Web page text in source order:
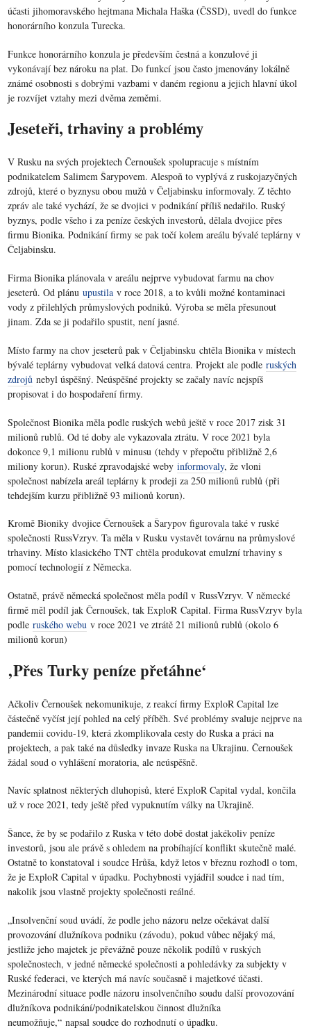
účasti jihomoravského hejtmana Michala Haška (ČSSD), uvedl do funkce
honorárního konzula Turecka.
Funkce honorárního konzula je především čestná a konzulové ji
vykonávají bez nároku na plat. Do funkcí jsou často jmenovány lokálně
známé osobnosti s dobrými vazbami v daném regionu a jejich hlavní úkol
je rozvíjet vztahy mezi dvěma zeměmi.
Jeseteři, trhaviny a problémy
V Rusku na svých projektech Černoušek spolupracuje s místním
podnikatelem Salimem Šarypovem. Alespoň to vyplývá z ruskojazyčných
zdrojů, které o byznysu obou mužů v Čeljabinsku informovaly. Z těchto
zpráv ale také vychází, že se dvojici v podnikání příliš nedařilo. Ruský
byznys, podle všeho i za peníze českých investorů, dělala dvojice přes
firmu Bionika. Podnikání firmy se pak točí kolem areálu bývalé teplárny v
Čeljabinsku.
Firma Bionika plánovala v areálu nejprve vybudovat farmu na chov
jeseterů. Od plánuupustila v roce 2018, a to kvůli možné kontaminaci
vody z přilehlých průmyslových podniků. Výroba se měla přesunout
jinam. Zda se ji podařilo spustit, není jasné.
Místo farmy na chov jeseterů pak v Čeljabinsku chtěla Bionika v místech
bývalé teplárny vybudovat velká datová centra. Projekt ale podleruských
zdrojů nebyl úspěšný. Neúspěšné projekty se začaly navíc nejspíš
propisovat i do hospodaření firmy.
Společnost Bionika měla podle ruských webů ještě v roce 2017 zisk 31
milionů rublů. Od té doby ale vykazovala ztrátu. V roce 2021 byla
dokonce 9,1 milionu rublů v minusu (tehdy v přepočtu přibližně 2,6
miliony korun). Ruské zpravodajské webyinformovaly, že vloni
společnost nabízela areál teplárny k prodeji za 250 milionů rublů (při
tehdejším kurzu přibližně 93 milionů korun).
Kromě Bioniky dvojice Černoušek a Šarypov figurovala také v ruské
společnosti RussVzryv. Ta měla v Rusku vystavět továrnu na průmyslové
trhaviny. Místo klasického TNT chtěla produkovat emulzní trhaviny s
pomocí technologií z Německa.
Ostatně, právě německá společnost měla podíl v RussVzryv. V německé
firmě měl podíl jak Černoušek, tak ExploR Capital. Firma RussVzryv byla
podleruského webu v roce 2021 ve ztrátě 21 milionů rublů (okolo 6
milionů korun)
‚Přes Turky peníze přetáhne‘
Ačkoliv Černoušek nekomunikuje, z reakcí firmy ExploR Capital lze
částečně vyčíst její pohled na celý příběh. Své problémy svaluje nejprve na
pandemii covidu-19, která zkomplikovala cesty do Ruska a práci na
projektech, a pak také na důsledky invaze Ruska na Ukrajinu. Černoušek
žádal soud o vyhlášení moratoria, ale neúspěšně.
Navíc splatnost některých dluhopisů, které ExploR Capital vydal, končila
už v roce 2021, tedy ještě před vypuknutím války na Ukrajině.
Šance, že by se podařilo z Ruska v této době dostat jakékoliv peníze
investorů, jsou ale právě s ohledem na probíhající konflikt skutečně malé.
Ostatně to konstatoval i soudce Hrůša, když letos v březnu rozhodl o tom,
že je ExploR Capital v úpadku. Pochybnosti vyjádřil soudce i nad tím,
nakolik jsou vlastně projekty společnosti reálné.
„Insolvenční soud uvádí, že podle jeho názoru nelze očekávat další
provozování dlužníkova podniku (závodu), pokud vůbec nějaký má,
jestliže jeho majetek je převážně pouze několik podílů v ruských
společnostech, v jedné německé společnosti a pohledávky za subjekty v
Ruské federaci, ve kterých má navíc současně i majetkové účasti.
Mezinárodní situace podle názoru insolvenčního soudu další provozování
dlužníkova podnikání/podnikatelskou činnost dlužníka
neumožňuje,“ napsal soudce do rozhodnutí o úpadku.